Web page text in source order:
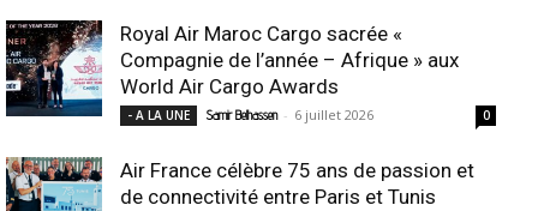
Royal Air Maroc Cargo sacrée «
Compagnie de l’année – Afrique » aux
World Air Cargo Awards
- A LA UNE Samir Belhassen - 6 juillet 2026 0
Air France célèbre 75 ans de passion et
de connectivité entre Paris et Tunis